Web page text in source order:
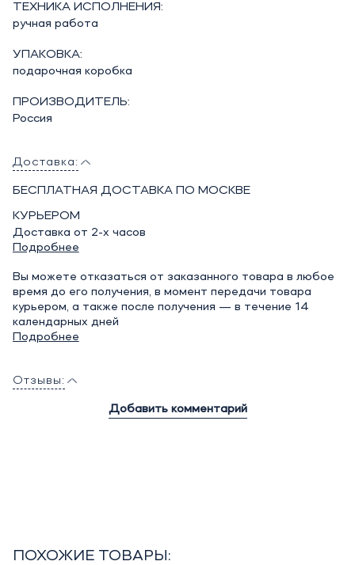
ТЕХНИКА ИСПОЛНЕНИЯ:
ручная работа
УПАКОВКА:
подарочная коробка
ПРОИЗВОДИТЕЛЬ:
Россия
Доставка:
БЕСПЛАТНАЯ ДОСТАВКА ПО МОСКВЕ
КУРЬЕРОМ
Доставка от 2-х часов
Подробнее
Вы можете отказаться от заказанного товара в любое
время до его получения, в момент передачи товара
курьером, а также после получения — в течение 14
календарных дней
Подробнее
Отзывы:
Добавить комментарий
ПОХОЖИЕ ТОВАРЫ: